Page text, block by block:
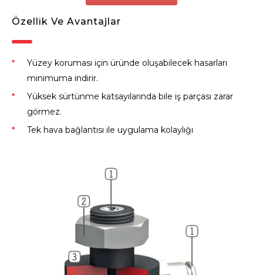
Özellik Ve Avantajlar
Yüzey koruması için üründe oluşabilecek hasarları
minimuma indirir.
Yüksek sürtünme katsayılarında bile iş parçası zarar
görmez.
Tek hava bağlantısı ile uygulama kolaylığı